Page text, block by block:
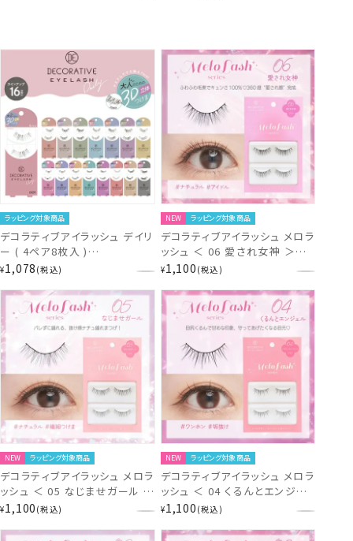
ラッピング対象商品
デコラティブアイラッシュ デイリ
ー ( 4ペア8枚入 )
Decorative Eyelash つけま
¥1,078 税込
NEW ラッピング対象商品
デコラティブアイラッシュ メロラ
ッシュ ＜ 06 愛され女神 ＞
SE13395
¥1,100 税込
NEW ラッピング対象商品
デコラティブアイラッシュ メロラ
ッシュ ＜ 05 なじませガール ＞
SE13394
¥1,100 税込
NEW ラッピング対象商品
デコラティブアイラッシュ メロラ
ッシュ ＜ 04 くるんとエンジェ
ル ＞ SE13393
¥1,100 税込